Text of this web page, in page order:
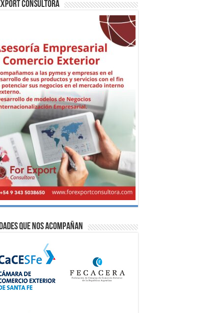
Consultora
que nos acompañan